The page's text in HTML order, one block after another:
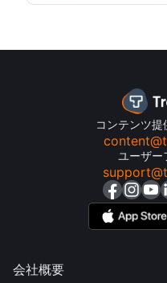
コンテンツ
ユーザー
会社概要